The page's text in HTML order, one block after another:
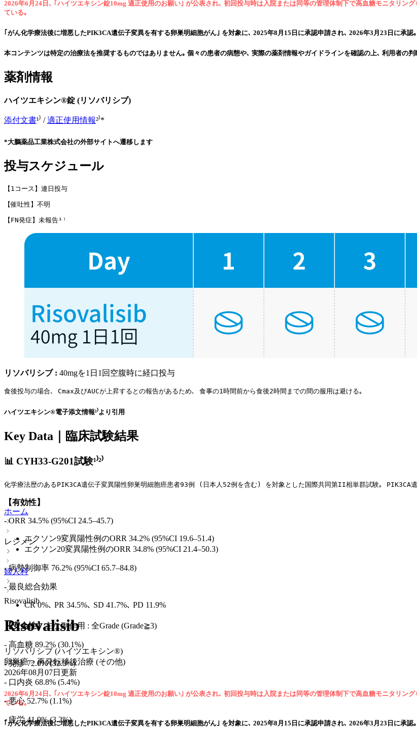
2026年6月24日､ ｢ハイツエキシン錠10mg 適正使用のお願い｣ が公表され､ 初回投与時は入院または同等の管理体制下で高血糖モニタリン
ている｡
｢がん化学療法後に増悪したPIK3CA遺伝子変異を有する卵巣明細胞がん｣ を対象に､ 2025年8月15日に承認申請され､ 2026年3月23日に承認
本コンテンツは特定の治療法を推奨するものではありません｡ 個々の患者の病態や､ 実際の薬剤情報やガイドラインを確認の上､ 利用者の
薬剤情報
ハイツエキシン®錠 (リソバリシブ)
添付文書¹⁾ /適正使用情報²⁾*
*大鵬薬品工業株式会社の外部サイトへ遷移します
投与スケジュール
【1コース】連日投与
【催吐性】不明
【FN発症】未報告¹⁾
リソバリシブ : 40mgを1日1回空腹時に経口投与
食後投与の場合､ Cmax及びAUCが上昇するとの報告があるため､ 食事の1時間前から食後2時間までの間の服用は避ける｡
ハイツエキシン®電子添文情報¹⁾より引用
Key Data｜臨床試験結果
📊 CYH33-G201試験¹⁾²⁾
化学療法歴のあるPIK3CA遺伝子変異陽性卵巣明細胞癌患者93例 (日本人52例を含む) を対象とした国際共同第II相単群試験｡
【有効性】
- ORR 34.5% (95%CI 24.5–45.7)
エクソン9変異陽性例のORR 34.2% (95%CI 19.6–51.4)
エクソン20変異陽性例のORR 34.8% (95%CI 21.4–50.3)
- 病勢制御率 76.2% (95%CI 65.7–84.8)
- 最良総合効果
CR 0%､ PR 34.5%､ SD 41.7%､ PD 11.9%
【安全性】主な副作用 : 全Grade (Grade≧3)
- 高血糖 89.2% (30.1%)
- 発疹 72.0% (32.3%)
- 口内炎 68.8% (5.4%)
- 悪心 52.7% (1.1%)
- 疲労 41.9% (3.2%)
ホーム
レジメン
婦人科
Risovalisib
Risovalisib
リソバリシブ (ハイツエキシン®)
卵巣癌 > 再発転移後治療 (その他)
2026年08月07日 更新
2026年6月24日､ ｢ハイツエキシン錠10mg 適正使用のお願い｣ が公表され､ 初回投与時は入院または同等の管理体制下で高血糖モニタリン
ている｡
｢がん化学療法後に増悪したPIK3CA遺伝子変異を有する卵巣明細胞がん｣ を対象に､ 2025年8月15日に承認申請され､ 2026年3月23日に承認